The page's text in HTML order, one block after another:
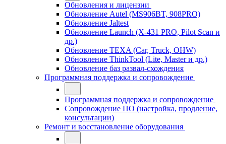
Обновления и лицензии
Обновление Autel (MS906BT, 908PRO)
Обновление Jaltest
Обновление Launch (X-431 PRO, Pilot Scan и
др.)
Обновление TEXA (Car, Truck, OHW)
Обновление ThinkTool (Lite, Master и др.)
Обновление баз развал-схождения
Программная поддержка и сопровождение
Программная поддержка и сопровождение
Сопровождение ПО (настройка, продление,
консультации)
Ремонт и восстановление оборудования